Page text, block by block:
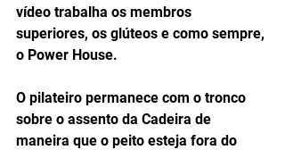
vídeo trabalha os membros
superiores, os glúteos e como sempre,
o Power House.
O pilateiro permanece com o tronco
sobre o assento da Cadeira de
maneira que o peito esteja fora do